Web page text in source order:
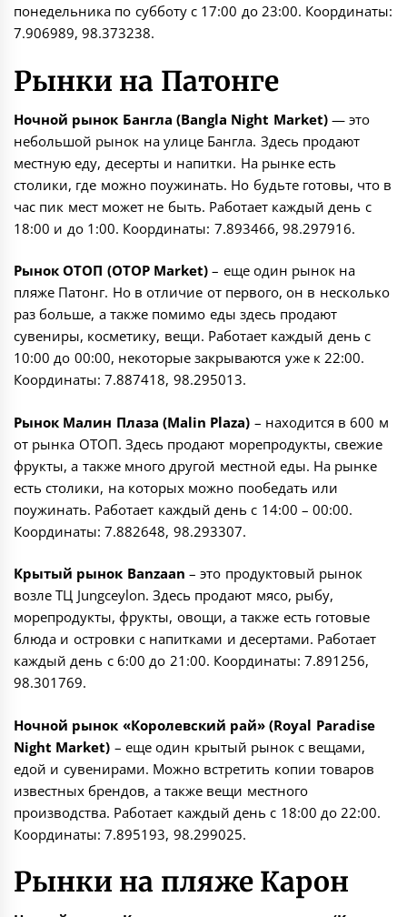
понедельника по субботу с 17:00 до 23:00. Координаты:
7.906989, 98.373238.
Рынки на Патонге
Ночной рынок Бангла (Bangla Night Market)— это
небольшой рынок на улице Бангла. Здесь продают
местную еду, десерты и напитки. На рынке есть
столики, где можно поужинать. Но будьте готовы, что в
час пик мест может не быть. Работает каждый день с
18:00 и до 1:00. Координаты: 7.893466, 98.297916.
Рынок ОТОП (OTOP Market)– еще один рынок на
пляже Патонг. Но в отличие от первого, он в несколько
раз больше, а также помимо еды здесь продают
сувениры, косметику, вещи. Работает каждый день с
10:00 до 00:00, некоторые закрываются уже к 22:00.
Координаты:7.887418, 98.295013.
Рынок Малин Плаза (Malin Plaza) – находится в 600 м
от рынка ОТОП. Здесь продают морепродукты, свежие
фрукты, а также много другой местной еды. На рынке
есть столики, на которых можно пообедать или
поужинать. Работает каждый день с 14:00 – 00:00.
Координаты:7.882648, 98.293307.
Крытый рынок Banzaan – это продуктовый рынок
возле ТЦ Jungceylon. Здесь продают мясо, рыбу,
морепродукты, фрукты, овощи, а также есть готовые
блюда и островки с напитками и десертами. Работает
каждый день с 6:00 до 21:00. Координаты:7.891256,
98.301769.
Ночной рынок «Королевский рай» (Royal Paradise
Night Market) – еще один крытый рынок с вещами,
едой и сувенирами. Можно встретить копии товаров
известных брендов, а также вещи местного
производства. Работает каждый день с 18:00 до 22:00.
Координаты:7.895193, 98.299025.
Рынки на пляже Карон